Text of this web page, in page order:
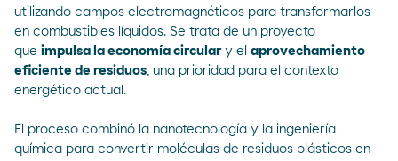
utilizando campos electromagnéticos para transformarlos
en combustibles líquidos. Se trata de un proyecto
que impulsa la economía circulary el aprovechamiento
eficiente de residuos, una prioridad para el contexto
energético actual.
El proceso combinó la nanotecnología y la ingeniería
química para convertir moléculas de residuos plásticos en